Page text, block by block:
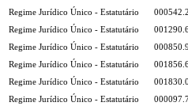
Regime Jurídico Único - Estatutário
Regime Jurídico Único - Estatutário
Regime Jurídico Único - Estatutário
Regime Jurídico Único - Estatutário
Regime Jurídico Único - Estatutário
Regime Jurídico Único - Estatutário